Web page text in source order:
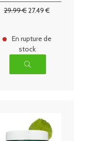
Lot 2 X 125ml
29.99€27.49 €
En rupture de
stock